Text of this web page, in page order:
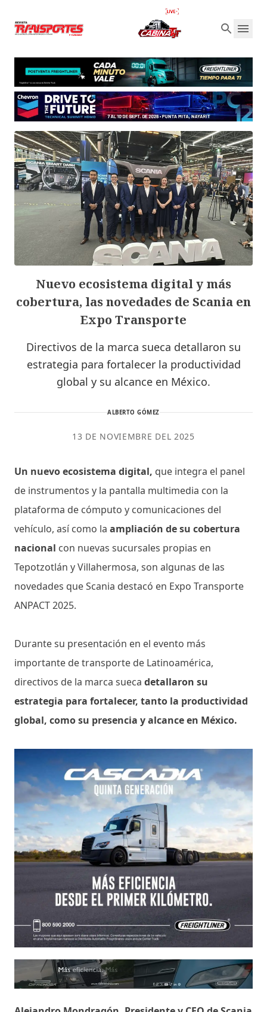
Nuevo ecosistema digital y más
cobertura, las novedades de Scania en
Expo Transporte
Directivos de la marca sueca detallaron su
estrategia para fortalecer la productividad
global y su alcance en México.
ALBERTO GÓMEZ
13 DE NOVIEMBRE DEL 2025
Un nuevo ecosistema digital, que integra el panel
de instrumentos y la pantalla multimedia con la
plataforma de cómputo y comunicaciones del
vehículo, así como la ampliación de su cobertura
nacional con nuevas sucursales propias en
Tepotzotlán y Villahermosa, son algunas de las
novedades que Scania destacó en Expo Transporte
ANPACT 2025.
Durante su presentación en el evento más
importante de transporte de Latinoamérica,
directivos de la marca sueca detallaron su
estrategia para fortalecer, tanto la productividad
global, como su presencia y alcance en México.